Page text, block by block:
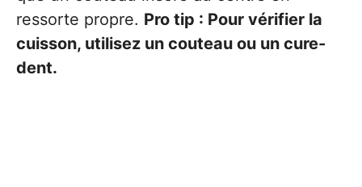
ressorte propre. Pro tip : Pour vérifier la
cuisson, utilisez un couteau ou un cure-
dent.